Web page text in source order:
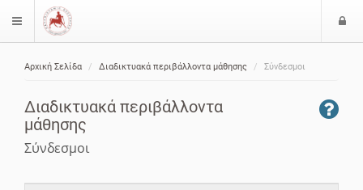
$langMenu
Αρχική Σελίδα Διαδικτυακά περιβάλλοντα μάθησης Σύνδεσμοι
Διαδικτυακά περιβάλλοντα
μάθησης
Σύνδεσμοι